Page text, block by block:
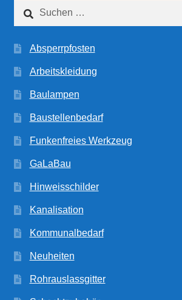
Suchen
nach:
Absperrpfosten
Arbeitskleidung
Baulampen
Baustellenbedarf
Funkenfreies Werkzeug
GaLaBau
Hinweisschilder
Kanalisation
Kommunalbedarf
Neuheiten
Rohrauslassgitter